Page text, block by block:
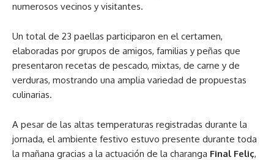
numerosos vecinos y visitantes.
Un total de 23 paellas participaron en el certamen,
elaboradas por grupos de amigos, familias y peñas que
presentaron recetas de pescado, mixtas, de carne y de
verduras, mostrando una amplia variedad de propuestas
culinarias.
A pesar de las altas temperaturas registradas durante la
jornada, el ambiente festivo estuvo presente durante toda
la mañana gracias a la actuación de la charanga Final Feliç,